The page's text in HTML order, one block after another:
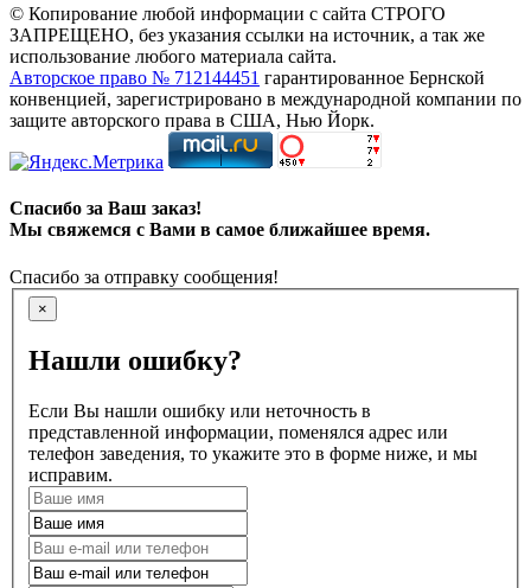
© Копирование любой информации с сайта СТРОГО
ЗАПРЕЩЕНО, без указания ссылки на источник, а так же
использование любого материала сайта.
Авторское право № 712144451 гарантированное Бернской
конвенцией, зарегистрировано в международной компании по
защите авторского права в США, Нью Йорк.
Спасибо за Ваш заказ!
Мы свяжемся с Вами в самое ближайшее время.
Спасибо за отправку сообщения!
×
Нашли ошибку?
Если Вы нашли ошибку или неточность в
представленной информации, поменялся адрес или
телефон заведения, то укажите это в форме ниже, и мы
исправим.